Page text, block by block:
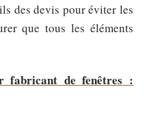
des devis pour éviter les
que tous les éléments
fabricant de fenêtres :